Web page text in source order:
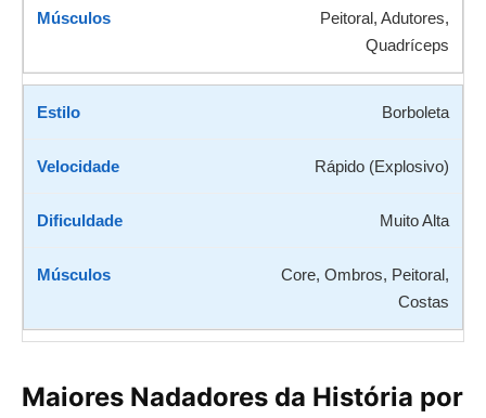
Peitoral, Adutores,
Quadríceps
Borboleta
Rápido (Explosivo)
Muito Alta
Core, Ombros, Peitoral,
Costas
Maiores Nadadores da História por